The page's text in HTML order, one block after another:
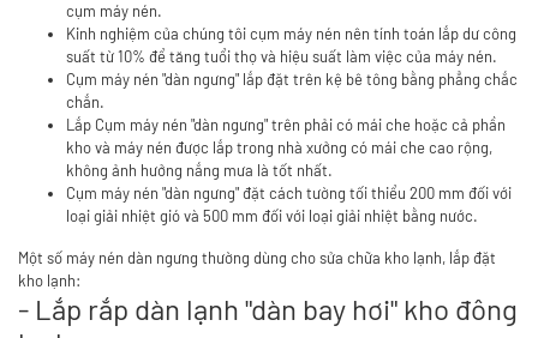
cụm máy nén.
Kinh nghiệm của chúng tôi cụm máy nén nên tính toán lắp dư công
suất từ 10% để tăng tuổi thọ và hiệu suất làm việc của máy nén.
Cụm máy nén "dàn ngưng" lắp đặt trên kệ bê tông bằng phẳng chắc
chắn.
Lắp Cụm máy nén "dàn ngưng" trên phải có mái che hoặc cả phần
kho và máy nén được lắp trong nhà xưởng có mái che cao rộng,
không ảnh hưởng nắng mưa là tốt nhất.
Cụm máy nén "dàn ngưng" đặt cách tường tối thiểu 200 mm đối với
loại giải nhiệt gió và 500 mm đối với loại giải nhiệt bằng nước.
Một số máy nén dàn ngưng thường dùng cho sửa chữa kho lạnh, lắp đặt
kho lạnh:
- Lắp rắp dàn lạnh "dàn bay hơi" kho đông